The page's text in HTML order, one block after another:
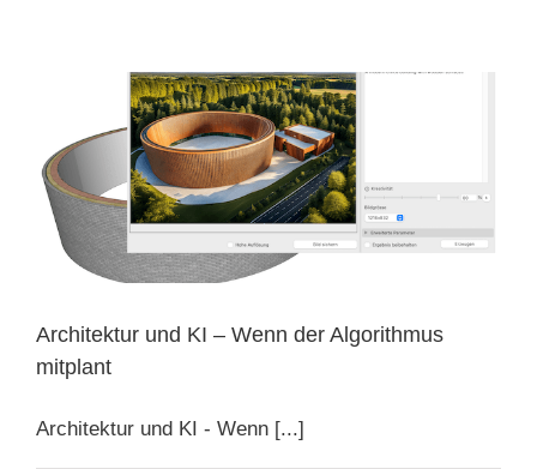
Architektur und KI – Wenn der Algorithmus
mitplant
Architektur und KI - Wenn [...]